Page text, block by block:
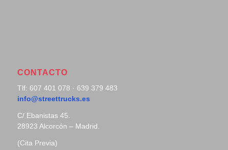
CONTACTO
Tlf: 607 401 078 · 639 379 483
info@streettrucks.es
C/ Ebanistas 45.
28923 Alcorcón – Madrid.
(Cita Previa)